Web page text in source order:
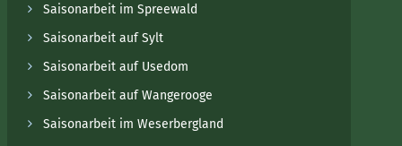
Saisonarbeit im Spreewald
Saisonarbeit auf Sylt
Saisonarbeit auf Usedom
Saisonarbeit auf Wangerooge
Saisonarbeit im Weserbergland